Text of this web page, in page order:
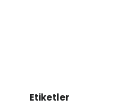
Etiketler